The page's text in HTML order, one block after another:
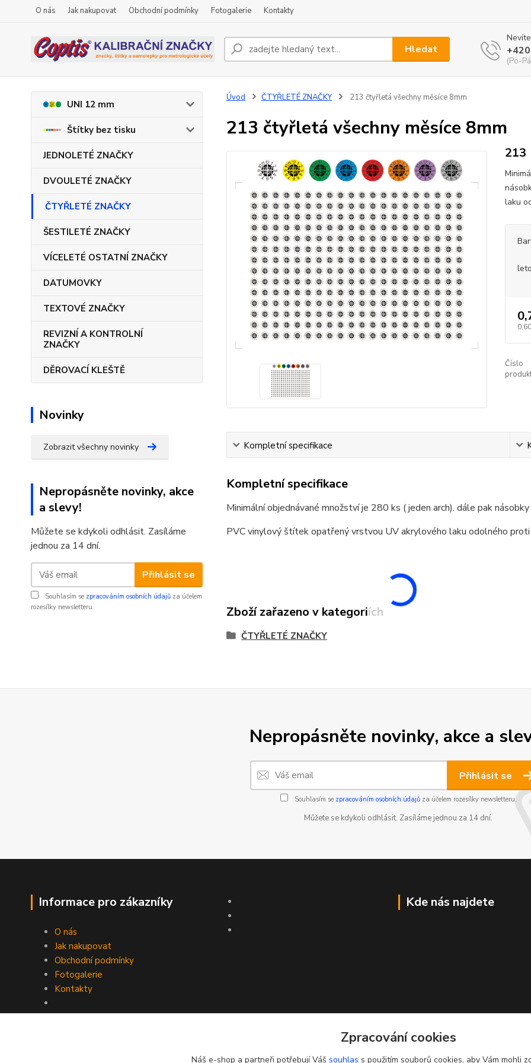
O nás Jak nakupovat Obchodní podmínky Fotogalerie Kontakty
Hledat
(Po-
UNI 12 mm
Štítky bez tisku
JEDNOLETÉ ZNAČKY
DVOULETÉ ZNAČKY
ČTYŘLETÉ ZNAČKY
ŠESTILETÉ ZNAČKY
VÍCELETÉ OSTATNÍ ZNAČKY
DATUMOVKY
TEXTOVÉ ZNAČKY
REVIZNÍ A KONTROLNÍ
ZNAČKY
DĚROVACÍ KLEŠTĚ
Novinky
Zobrazit všechny novinky
Nepropásněte novinky, akce
a slevy!
Můžete se kdykoli odhlásit. Zasíláme
jednou za 14 dní.
Přihlásit se
Souhlasím se zpracováním osobních údajů za účelem
rozesílky newsletteru.
Úvod ČTYŘLETÉ ZNAČKY 213 čtyřletá všechny měsíce 8mm
213 čtyřletá všechny měsíce 8mm
213
laku
Číslo
Kompletní specifikace
Kompletní specifikace
Minimální objednávané množství je 280 ks ( jeden arch). dále pak
PVC vinylový štítek opatřený vrstvou UV akrylového laku odolného
Zboží zařazeno v kategoriích
ČTYŘLETÉ ZNAČKY
Nepropásněte novinky, akce a
Přihlásit se
Souhlasím se zpracováním osobních údajůza účelem rozesílky newsletteru.
Můžete se kdykoli odhlásit. Zasíláme jednou za 14 dní.
Informace pro zákazníky
O nás
Jak nakupovat
Obchodní podmínky
Fotogalerie
Kontakty
Kde nás najdete
Zpracování cookies
Náš e-shop a partneři potřebují Váš souhlas s použitím souborů cookies, aby Vám mohli